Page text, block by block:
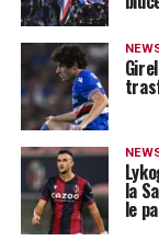
la
le